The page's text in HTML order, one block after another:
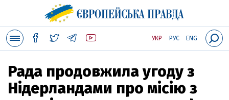
УКР РУС ENG
Рада продовжила угоду з
Нідерландами про місію з